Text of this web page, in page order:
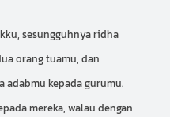
sesungguhnya ridha
orang tuamu, dan
adabmu kepada gurumu.
mereka, walau dengan